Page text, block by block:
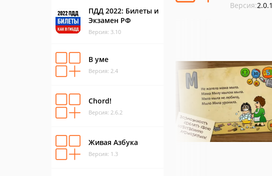
ПДД 2022: Билеты и
Экзамен РФ
Версия: 3.10
В уме
Версия: 2.4
Chord!
Версия: 2.6.2
Живая Азбука
Версия: 1.3
Версия:2.0.1